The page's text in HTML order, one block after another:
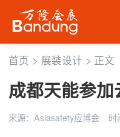
首页 > 展装设计 > 正文
成都天能参
来源：Asiasafety应博会 时